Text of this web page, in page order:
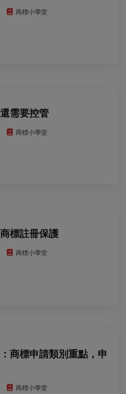
商標小學堂
需要控管
商標小學堂
標註冊保護
商標小學堂
商標申請類別重點，申
商標小學堂